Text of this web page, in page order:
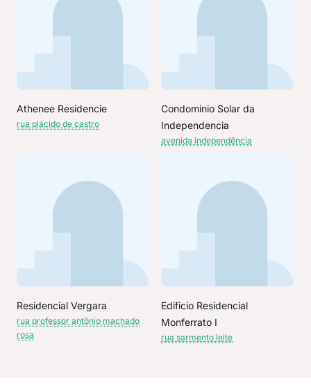
Athenee Residencie
rua plácido de castro
Condominio Solar da
Independencia
avenida independência
Residencial Vergara
rua professor antônio machado
rosa
Edificio Residencial
Monferrato I
rua sarmento leite